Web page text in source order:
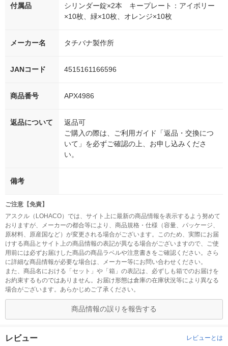
付属品
シリンダー錠×2本 キープレート：アイボリー
×10枚、緑×10枚、オレンジ×10枚
メーカー名 タチバナ製作所
JANコード 4515161166596
商品番号 APX4986
返品について
返品可
ご購入の際は、ご利用ガイド「返品・交換につ
いて」を必ずご確認の上、お申し込みくださ
い。
備考
ご注意【免責】
アスクル（LOHACO）では、サイト上に最新の商品情報を表示するよう努めて
おりますが、メーカーの都合等により、商品規格・仕様（容量、パッケージ、
原材料、原産国など）が変更される場合がございます。このため、実際にお届
けする商品とサイト上の商品情報の表記が異なる場合がございますので、ご使
用前には必ずお届けした商品の商品ラベルや注意書きをご確認ください。さら
に詳細な商品情報が必要な場合は、メーカー等にお問い合わせください。
また、商品名における「セット」や「箱」の表記は、必ずしも箱でのお届けを
お約束するものではありません。お届け形態は倉庫の在庫状況等により異なる
場合がございます。あらかじめご了承ください。
商品情報の誤りを報告する
レビュー レビューとは